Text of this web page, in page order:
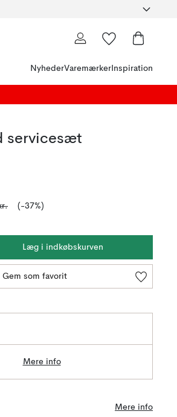
NyhederVaremærker Inspiration
servicesæt
(-37%)
Læg i indkøbskurven
Gem som favorit
Mere info
Mere info